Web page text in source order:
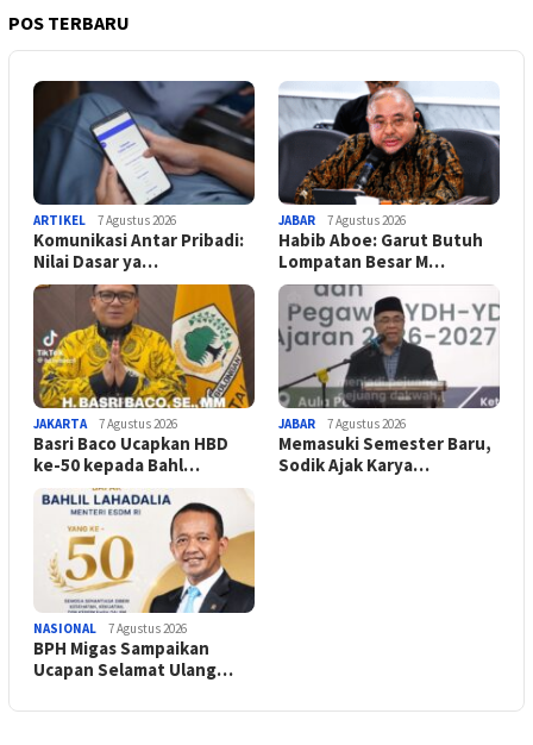
POS TERBARU
ARTIKEL 7 Agustus 2026
Komunikasi Antar Pribadi:
Nilai Dasar ya…
JABAR 7 Agustus 2026
Habib Aboe: Garut Butuh
Lompatan Besar M…
JAKARTA 7 Agustus 2026
Basri Baco Ucapkan HBD
ke-50 kepada Bahl…
JABAR 7 Agustus 2026
Memasuki Semester Baru,
Sodik Ajak Karya…
NASIONAL 7 Agustus 2026
BPH Migas Sampaikan
Ucapan Selamat Ulang…